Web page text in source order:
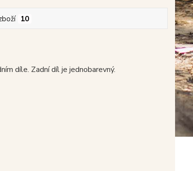
10
díle. Zadní díl je jednobarevný.